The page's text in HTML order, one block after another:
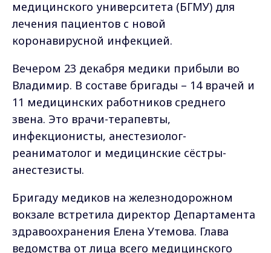
медицинского университета (БГМУ) для
лечения пациентов с новой
коронавирусной инфекцией.
Вечером 23 декабря медики прибыли во
Владимир. В составе бригады – 14 врачей и
11 медицинских работников среднего
звена. Это врачи-терапевты,
инфекционисты, анестезиолог-
реаниматолог и медицинские сёстры-
анестезисты.
Бригаду медиков на железнодорожном
вокзале встретила директор Департамента
здравоохранения Елена Утемова. Глава
ведомства от лица всего медицинского